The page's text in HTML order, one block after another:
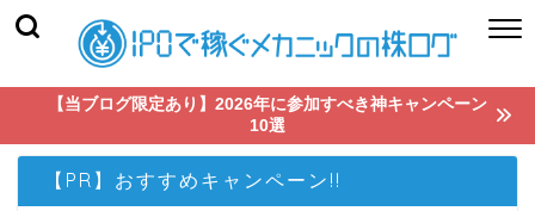
【当ブログ限定あり】2026年に参加すべき神キャンペーン
10選
【PR】おすすめキャンペーン!!